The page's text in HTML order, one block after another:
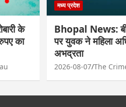
के
का
मध्य प्रदेश
Bhopal News:
पर युवक ने महिला
अभद्रता
2026-08-07 The